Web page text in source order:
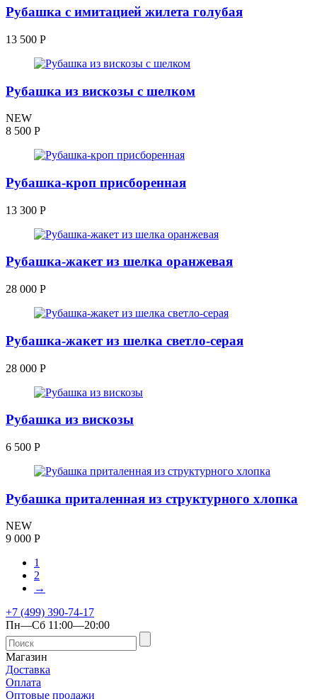
Рубашка с имитацией жилета голубая
13 500 Р
Рубашка из вискозы с шелком
NEW
8 500 Р
Рубашка-кроп присборенная
13 300 Р
Рубашка-жакет из шелка оранжевая
28 000 Р
Рубашка-жакет из шелка светло-серая
28 000 Р
Рубашка из вискозы
6 500 Р
Рубашка приталенная из структурного хлопка
NEW
9 000 Р
1
2
→
+7 (499) 390-74-17
Пн—Сб 11:00—20:00
Магазин
Доставка
Оплата
Оптовые продажи